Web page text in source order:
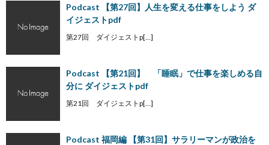
Podcast 【第27回】人生を変える仕事をしよう ダ
イジェストpdf
第27回 ダイジェストp[…]
Podcast 【第21回】 「睡眠」で仕事を楽しめる自
分に ダイジェストpdf
第21回 ダイジェストp[…]
Podcast 福岡編 【第31回】サラリーマンが政治を